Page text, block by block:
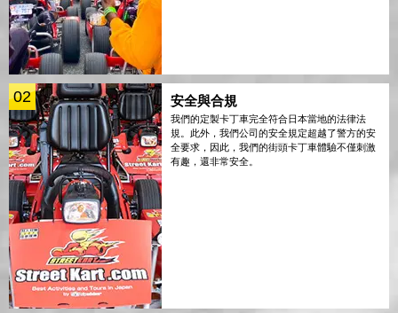
02 安全與合規
我們的定製卡丁車完全符合日本當地的法律法
規。此外，我們公司的安全規定超越了警方的安
全要求，因此，我們的街頭卡丁車體驗不僅刺激
有趣，還非常安全。